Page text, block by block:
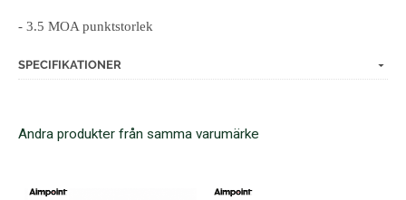
- 3.5 MOA punktstorlek
SPECIFIKATIONER
Andra produkter från samma varumärke